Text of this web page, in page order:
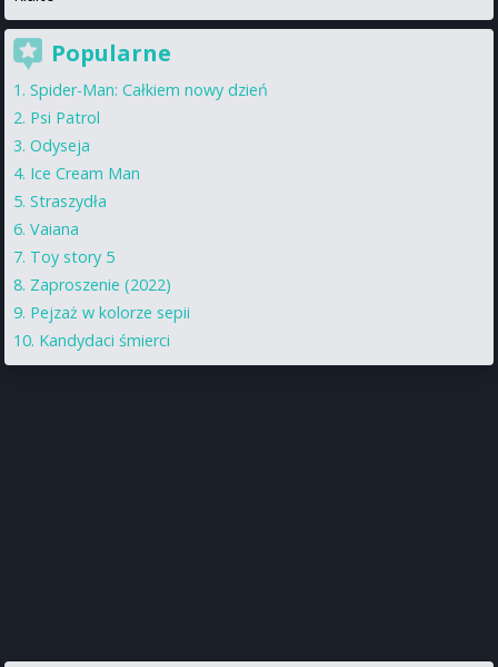
Popularne
Spider-Man: Całkiem nowy dzień
Psi Patrol
Odyseja
Ice Cream Man
Straszydła
Vaiana
Toy story 5
Zaproszenie (2022)
Pejzaż w kolorze sepii
Kandydaci śmierci